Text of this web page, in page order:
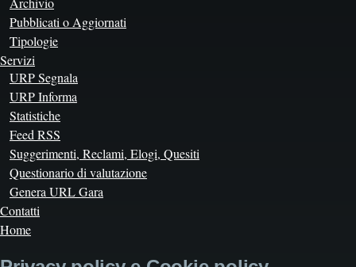
Pubblicati o Aggiornati
Tipologie
Servizi
URP Segnala
URP Informa
Statistiche
Feed RSS
Suggerimenti, Reclami, Elogi, Quesiti
Questionario di valutazione
Genera URL Gara
Contatti
Home